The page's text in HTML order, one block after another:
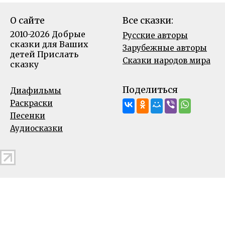
О сайте
2010-2026 Добрые
сказки для Ваших
детей Прислать
сказку
Все сказки:
Русские авторы
Зарубежные авторы
Сказки народов мира
Диафильмы
Раскраски
Песенки
Аудиосказки
Поделиться